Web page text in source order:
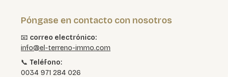
Póngase en contacto con nosotros
📧 correo electrónico:
info@el-terreno-immo.com
📞 Teléfono:
0034 971 284 026